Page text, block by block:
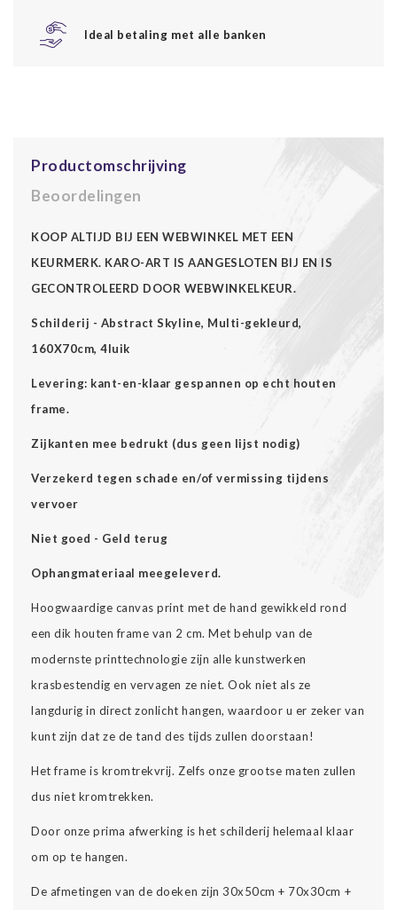
Ideal betaling met alle banken
Productomschrijving
Beoordelingen
KOOP ALTIJD BIJ EEN WEBWINKEL MET EEN
KEURMERK. KARO-ART IS AANGESLOTEN BIJ EN IS
GECONTROLEERD DOOR WEBWINKELKEUR.
Schilderij - Abstract Skyline, Multi-gekleurd,
160X70cm, 4luik
Levering: kant-en-klaar gespannen op echt houten
frame.
Zijkanten mee bedrukt (dus geen lijst nodig)
Verzekerd tegen schade en/of vermissing tijdens
vervoer
Niet goed - Geld terug
Ophangmateriaal meegeleverd.
Hoogwaardige canvas print met de hand gewikkeld rond
een dik houten frame van 2 cm. Met behulp van de
modernste printtechnologie zijn alle kunstwerken
krasbestendig en vervagen ze niet. Ook niet als ze
langdurig in direct zonlicht hangen, waardoor u er zeker van
kunt zijn dat ze de tand des tijds zullen doorstaan!
Het frame is kromtrekvrij. Zelfs onze grootse maten zullen
dus niet kromtrekken.
Door onze prima afwerking is het schilderij helemaal klaar
om op te hangen.
De afmetingen van de doeken zijn 30x50cm + 70x30cm +